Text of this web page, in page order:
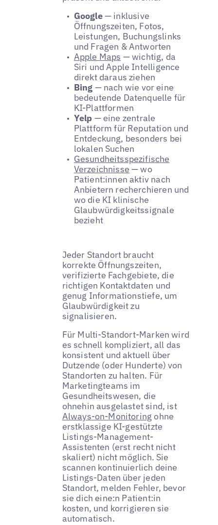
Google— inklusive
Öffnungszeiten, Fotos,
Leistungen, Buchungslinks
und Fragen & Antworten
Apple Maps — wichtig, da
Siri und Apple Intelligence
direkt daraus ziehen
Bing — nach wie vor eine
bedeutende Datenquelle für
KI-Plattformen
Yelp — eine zentrale
Plattform für Reputation und
Entdeckung, besonders bei
lokalen Suchen
Gesundheitsspezifische
Verzeichnisse — wo
Patient:innen aktiv nach
Anbietern recherchieren und
wo die KI klinische
Glaubwürdigkeitssignale
bezieht
Jeder Standort braucht
korrekte Öffnungszeiten,
verifizierte Fachgebiete, die
richtigen Kontaktdaten und
genug Informationstiefe, um
Glaubwürdigkeit zu
signalisieren.
Für Multi-Standort-Marken wird
es schnell kompliziert, all das
konsistent und aktuell über
Dutzende (oder Hunderte) von
Standorten zu halten. Für
Marketingteams im
Gesundheitswesen, die
ohnehin ausgelastet sind, ist
Always-on-Monitoring ohne
erstklassige KI-gestützte
Listings-Management-
Assistenten (erst recht nicht
skaliert) nicht möglich. Sie
scannen kontinuierlich deine
Listings-Daten über jeden
Standort, melden Fehler, bevor
sie dich eine:n Patient:in
kosten, und korrigieren sie
automatisch.